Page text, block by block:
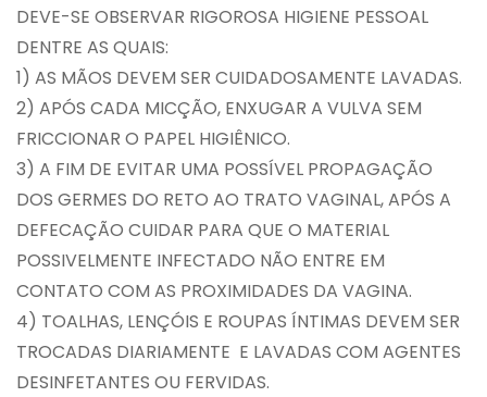
DEVE-SE OBSERVAR RIGOROSA HIGIENE PESSOAL
DENTRE AS QUAIS:
1) AS MÃOS DEVEM SER CUIDADOSAMENTE LAVADAS.
2) APÓS CADA MICÇÃO, ENXUGAR A VULVA SEM
FRICCIONAR O PAPEL HIGIÊNICO.
3) A FIM DE EVITAR UMA POSSÍVEL PROPAGAÇÃO
DOS GERMES DO RETO AO TRATO VAGINAL, APÓS A
DEFECAÇÃO CUIDAR PARA QUE O MATERIAL
POSSIVELMENTE INFECTADO NÃO ENTRE EM
CONTATO COM AS PROXIMIDADES DA VAGINA.
4) TOALHAS, LENÇÓIS E ROUPAS ÍNTIMAS DEVEM SER
TROCADAS DIARIAMENTE E LAVADAS COM AGENTES
DESINFETANTES OU FERVIDAS.